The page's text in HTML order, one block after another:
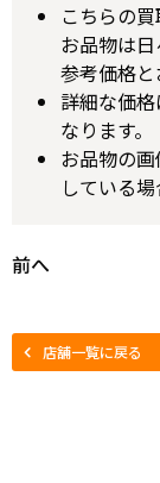
こちらの
お品物は
参考価格と
詳細な価
なります。
お品物の
している場
前へ
店舗一覧に戻る